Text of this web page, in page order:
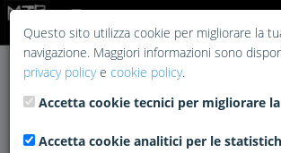
Questo sito utilizza cookie per migliorare la
navigazione. Maggiori informazioni sono
privacy policye cookie policy.
Accetta cookie tecnici per migliorare
Accetta cookie analitici per le